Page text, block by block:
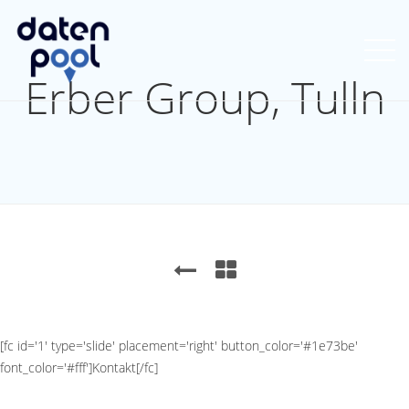
Erber Group, Tulln
[fc id='1' type='slide' placement='right' button_color='#1e73be'
font_color='#fff']Kontakt[/fc]